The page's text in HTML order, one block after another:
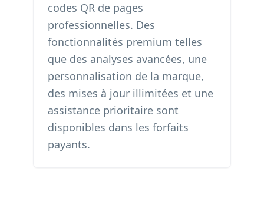
codes QR de pages
professionnelles. Des
fonctionnalités premium telles
que des analyses avancées, une
personnalisation de la marque,
des mises à jour illimitées et une
assistance prioritaire sont
disponibles dans les forfaits
payants.